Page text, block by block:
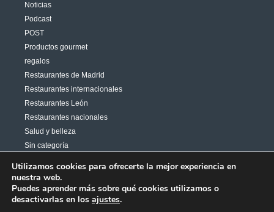
Noticias
Podcast
POST
Productos gourmet
regalos
Restaurantes de Madrid
Restaurantes internacionales
Restaurantes León
Restaurantes nacionales
Salud y belleza
Sin categoría
Utilizamos cookies para ofrecerte la mejor experiencia en
nuestra web.
Puedes aprender más sobre qué cookies utilizamos o
desactivarlas en los ajustes.